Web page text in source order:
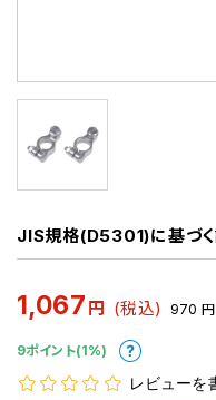
JIS規格(D5301)に基づく
1,067 円 (税込) 970 円
9ポイント(1%)
レビューを